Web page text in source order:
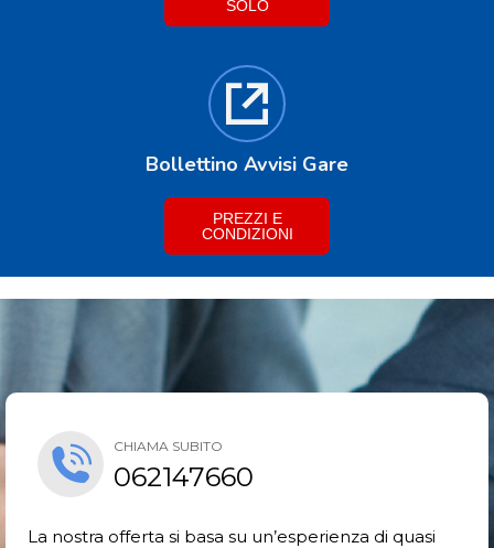
SOLO
Bollettino Avvisi Gare
PREZZI E
CONDIZIONI
CHIAMA SUBITO
062147660
La nostra offerta si basa su un’esperienza di quasi